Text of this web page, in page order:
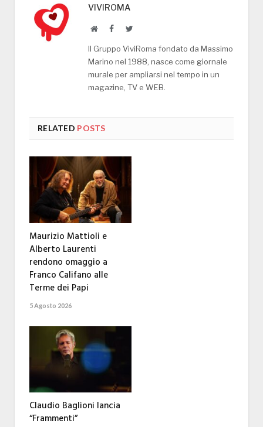
VIVIROMA
WebsiteFacebookTwitter
Il Gruppo ViviRoma fondato da Massimo
Marino nel 1988, nasce come giornale
murale per ampliarsi nel tempo in un
magazine, TV e WEB.
RELATED POSTS
Maurizio Mattioli e
Alberto Laurenti
rendono omaggio a
Franco Califano alle
Terme dei Papi
5 Agosto 2026
Claudio Baglioni lancia
“Frammenti”